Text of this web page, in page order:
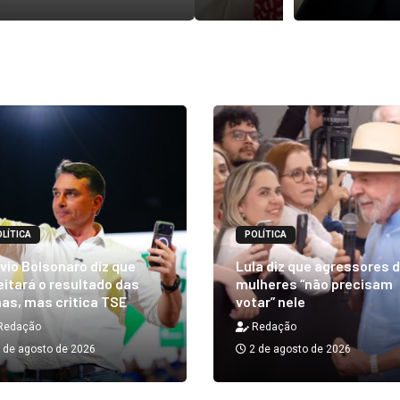
Bolsonaro diz que
o resultado das
mas critica TSE
de agosto de 2026
POLÍTICA
Lula diz que agressores
mulheres “não precisam
votar” nele
Redação
2 de agosto de 2026